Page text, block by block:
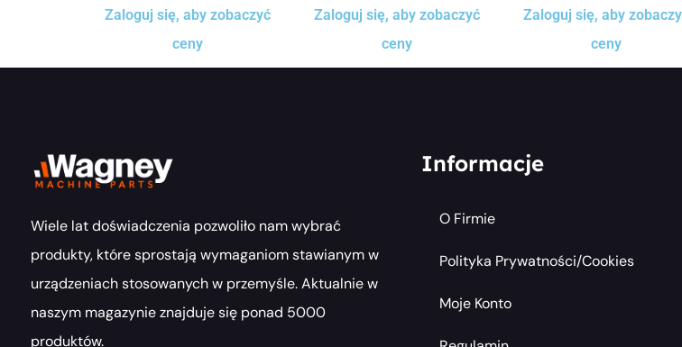
Zaloguj się, aby zobaczyć
ceny
Zaloguj się, aby zobaczyć
ceny
Zaloguj się, aby
ceny
Wiele lat doświadczenia pozwoliło nam wybrać
produkty, które sprostają wymaganiom stawianym w
urządzeniach stosowanych w przemyśle. Aktualnie w
naszym magazynie znajduje się ponad 5000
produktów.
Informacje
O Firmie
Polityka Prywatności/cookies
Moje Konto